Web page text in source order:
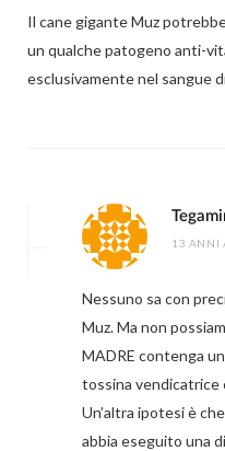
Il cane gigante Muz
un qualche patogeno anti-
esclusivamente nel sangue
13 ANNI
Nessuno sa con
Muz. Ma non
MADRE contenga
tossina vendicatrice
Un’altra ipotesi è
abbia eseguito una